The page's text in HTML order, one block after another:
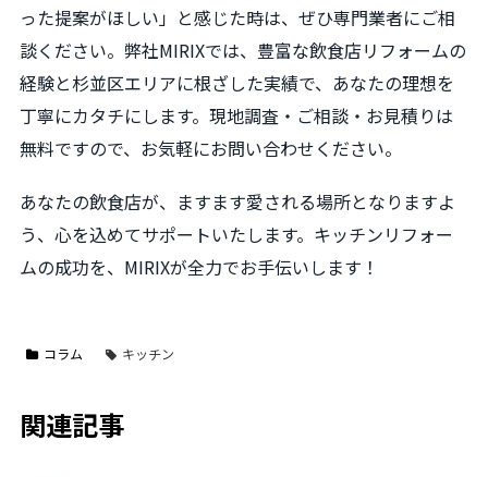
った提案がほしい」と感じた時は、ぜひ専門業者にご相
談ください。弊社MIRIXでは、豊富な飲食店リフォームの
経験と杉並区エリアに根ざした実績で、あなたの理想を
丁寧にカタチにします。現地調査・ご相談・お見積りは
無料ですので、お気軽にお問い合わせください。
あなたの飲食店が、ますます愛される場所となりますよ
う、心を込めてサポートいたします。キッチンリフォー
ムの成功を、MIRIXが全力でお手伝いします！
コラム キッチン
関連記事